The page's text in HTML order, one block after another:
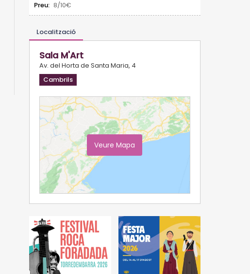
Preu: 8/10€
Localització
Sala M'Art
Av. del Horta de Santa Maria, 4
Cambrils
Veure Mapa